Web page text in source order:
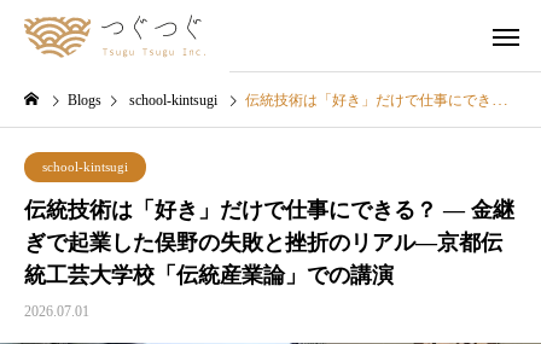
Blogs school-kintsugi 伝統技術は「好き」だけで仕事にできる？ — 金継ぎで起業した俣野の失敗と挫折のリアル—京都伝統工芸大学校「伝統産業論」での講演
school-kintsugi
伝統技術は「好き」だけで仕事にできる？ — 金継
ぎで起業した俣野の失敗と挫折のリアル—京都伝
統工芸大学校「伝統産業論」での講演
2026.07.01